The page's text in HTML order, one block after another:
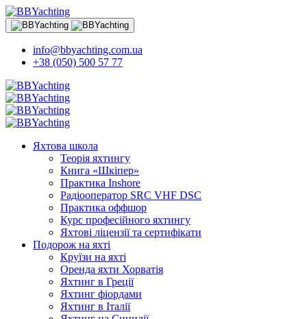
info@bbyachting.com.ua
+38 (050) 500 57 77
Яхтова школа
Теорія яхтингу
Книга «Шкіпер»
Практика Inshore
Радіооператор SRC VHF DSC
Практика оффшор
Курс професійного яхтингу
Яхтові ліцензії та сертифікати
Подорож на яхті
Круїзи на яхті
Оренда яхти Хорватія
Яхтинг в Греції
Яхтинг фіордами
Яхтинг в Італії